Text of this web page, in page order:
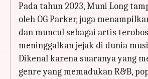
Pada tahun 2023, Muni Long
oleh OG Parker, juga
dan muncul sebagai artis
meninggalkan jejak di dunia
Dikenal karena suaranya yang
genre yang memadukan R&B,